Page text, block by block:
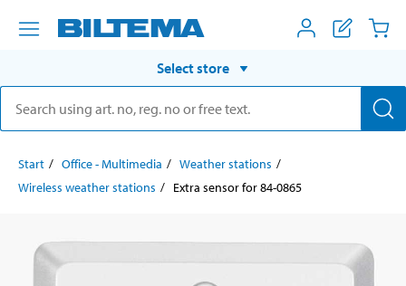
Select store
Start Office - Multimedia
Weather stations
Wireless weather stations
Extra sensor for 84-0865